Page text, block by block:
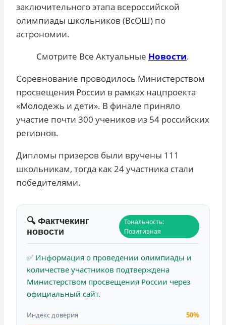
заключительного этапа всероссийской
олимпиады школьников (ВсОШ) по
астрономии.
Смотрите Все Актуальные Новости.
Соревнование проводилось Министерством
просвещения России в рамках нацпроекта
«Молодежь и дети». В финале приняло
участие почти 300 учеников из 54 российских
регионов.
Дипломы призеров были вручены 111
школьникам, тогда как 24 участника стали
победителями.
🔍 Фактчекинг
новости
Тональность:
Позитивная
✅ Информация о проведении олимпиады и
количестве участников подтверждена
Министерством просвещения России через
официальный сайт.
Индекс доверия 50%